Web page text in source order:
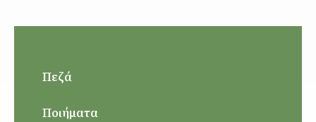
Πεζά
Ποιήματα